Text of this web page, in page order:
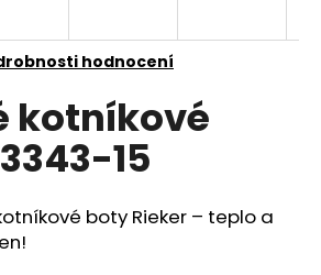
hodnocení
kotníkové
15
boty Rieker – teplo a